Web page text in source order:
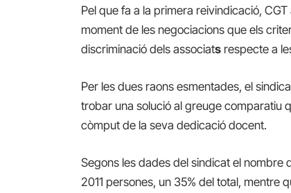
Pel que fa a la primera reivindicació,
moment de les negociacions que els
discriminació dels associats respecte a
Per les dues raons esmentades, el
trobar una solució al greuge comparatiu
còmput de la seva dedicació docent.
Segons les dades del sindicat el nombre
2011 persones, un 35% del total, mentre